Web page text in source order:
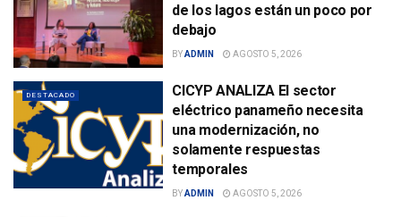
de los lagos están un poco por
debajo
BYADMIN AGOSTO 5, 2026
DESTACADO
CICYP ANALIZA El sector
eléctrico panameño necesita
una modernización, no
solamente respuestas
temporales
BYADMIN AGOSTO 5, 2026